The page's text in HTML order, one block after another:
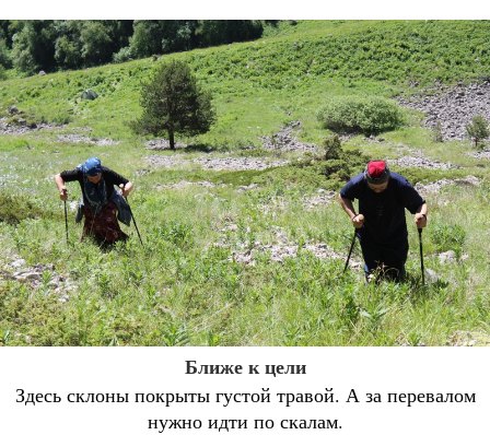
Ближе к цели
Здесь склоны покрыты густой травой. А за перевалом
нужно идти по скалам.